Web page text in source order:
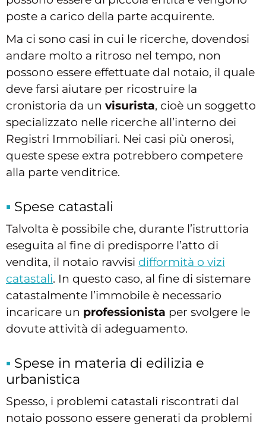
poste a carico della parte acquirente.
Ma ci sono casi in cui le ricerche, dovendosi
andare molto a ritroso nel tempo, non
possono essere effettuate dal notaio, il quale
deve farsi aiutare per ricostruire la
cronistoria da un visurista, cioè un soggetto
specializzato nelle ricerche all’interno dei
Registri Immobiliari. Nei casi più onerosi,
queste spese extra potrebbero competere
alla parte venditrice.
Spese catastali
Talvolta è possibile che, durante l’istruttoria
eseguita al fine di predisporre l’atto di
vendita, il notaio ravvisi difformità o vizi
catastali. In questo caso, al fine di sistemare
catastalmente l’immobile è necessario
incaricare un professionista per svolgere le
dovute attività di adeguamento.
Spese in materia di edilizia e
urbanistica
Spesso, i problemi catastali riscontrati dal
notaio possono essere generati da problemi